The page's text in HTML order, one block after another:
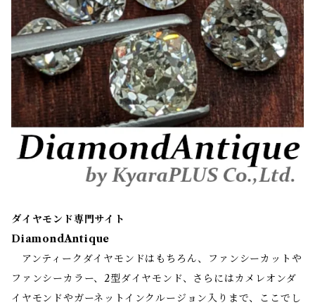
ダイヤモンド専門サイト
DiamondAntique
アンティークダイヤモンドはもちろん、ファンシーカットや
ファンシーカラー、2型ダイヤモンド、さらにはカメレオンダ
イヤモンドやガーネットインクルージョン入りまで、ここでし